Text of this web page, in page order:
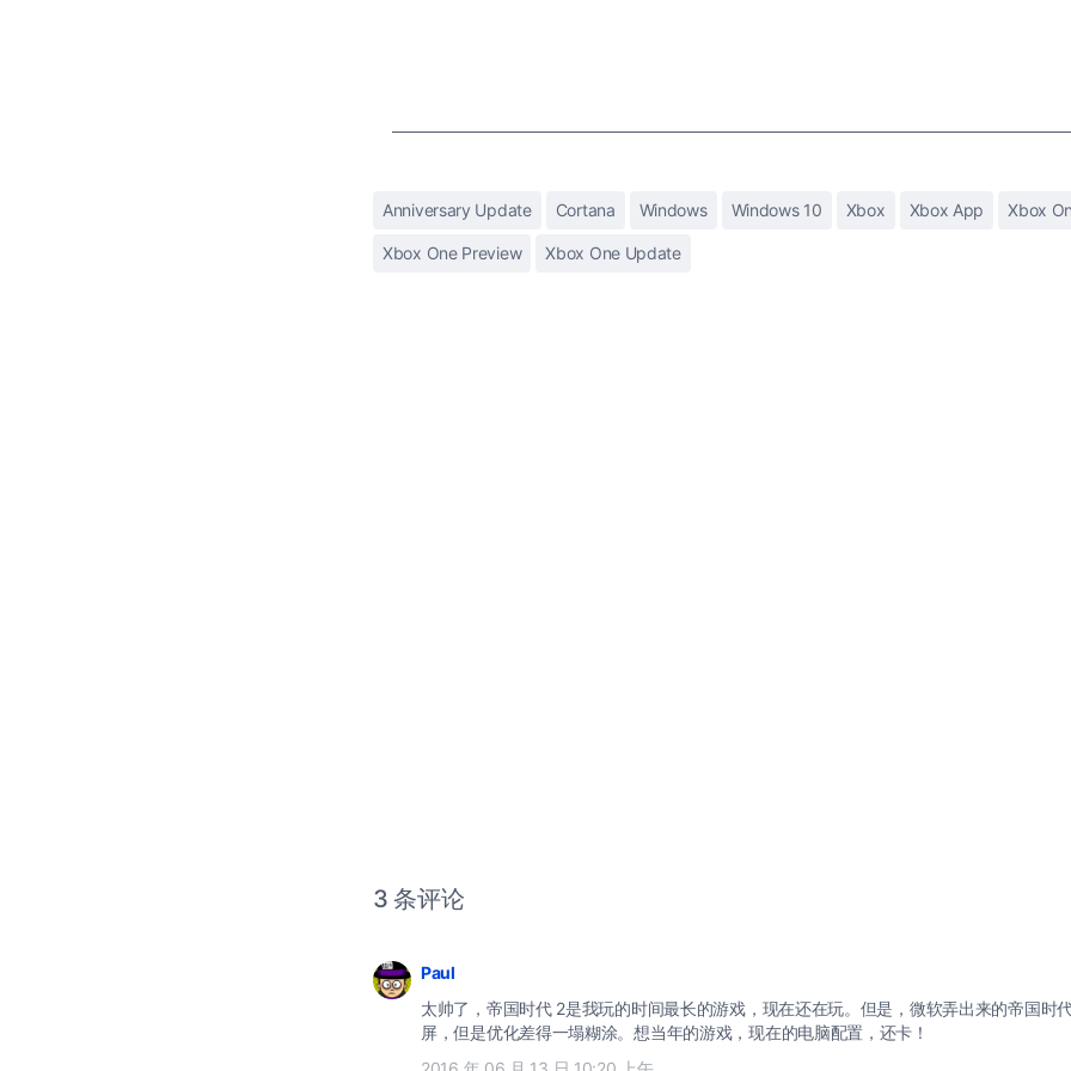
Anniversary Update Cortana Windows Windows 10 Xbox Xbox App Xbox
Xbox One Preview Xbox One Update
3 条评论
Paul
太帅了，帝国时代 2是我玩的时间最长的游戏，现在还在玩。但是，微软弄出来的帝国时
屏，但是优化差得一塌糊涂。想当年的游戏，现在的电脑配置，还卡！